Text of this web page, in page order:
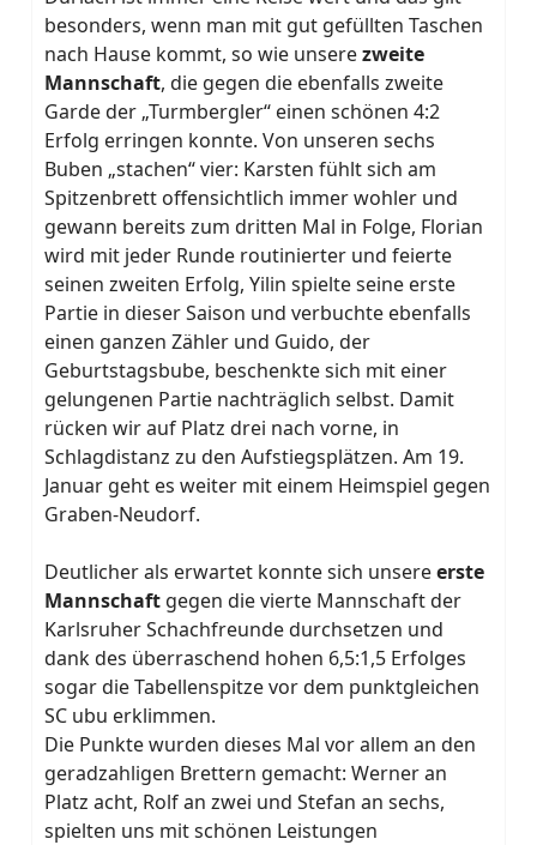
besonders, wenn man mit gut gefüllten Taschen
nach Hause kommt, so wie unserezweite
Mannschaft, die gegen die ebenfalls zweite
Garde der „Turmbergler“ einen schönen 4:2
Erfolg erringen konnte. Von unseren sechs
Buben „stachen“ vier: Karsten fühlt sich am
Spitzenbrett offensichtlich immer wohler und
gewann bereits zum dritten Mal in Folge, Florian
wird mit jeder Runde routinierter und feierte
seinen zweiten Erfolg, Yilin spielte seine erste
Partie in dieser Saison und verbuchte ebenfalls
einen ganzen Zähler und Guido, der
Geburtstagsbube, beschenkte sich mit einer
gelungenen Partie nachträglich selbst. Damit
rücken wir auf Platz drei nach vorne, in
Schlagdistanz zu den Aufstiegsplätzen. Am 19.
Januar geht es weiter mit einem Heimspiel gegen
Graben-Neudorf.
Deutlicher als erwartet konnte sich unsereerste
Mannschaft gegen die vierte Mannschaft der
Karlsruher Schachfreunde durchsetzen und
dank des überraschend hohen 6,5:1,5 Erfolges
sogar die Tabellenspitze vor dem punktgleichen
SC ubu erklimmen.
Die Punkte wurden dieses Mal vor allem an den
geradzahligen Brettern gemacht: Werner an
Platz acht, Rolf an zwei und Stefan an sechs,
spielten uns mit schönen Leistungen